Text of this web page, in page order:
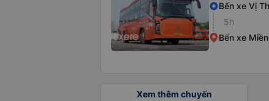
Bến xe Vị
5h
Bến xe
Xem thêm chuyến